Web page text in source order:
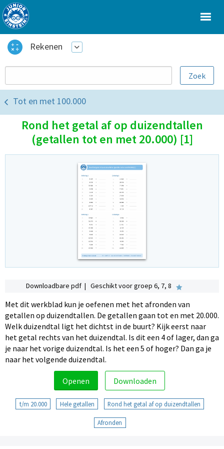
Rekenen
Tot en met 100.000
Rond het getal af op duizendtallen
(getallen tot en met 20.000) [1]
Downloadbare pdf | Geschikt voor groep 6, 7, 8
Met dit werkblad kun je oefenen met het afronden van
getallen op duizendtallen. De getallen gaan tot en met 20.000.
Welk duizendtal ligt het dichtst in de buurt? Kijk eerst naar
het getal rechts van het duizendtal. Is dit een 4 of lager, dan ga
je naar het vorige duizendtal. Is het een 5 of hoger? Dan ga je
naar het volgende duizendtal.
Openen Downloaden
t/m 20.000 Hele getallen Rond het getal af op duizendtallen
Afronden